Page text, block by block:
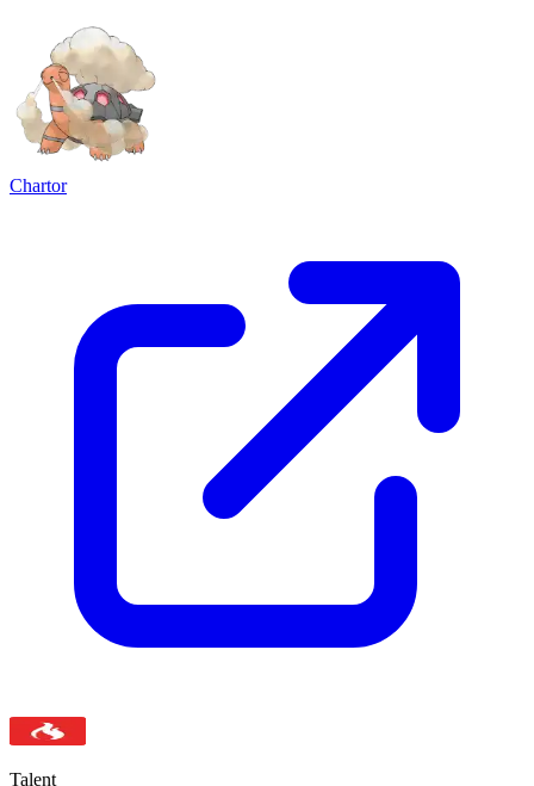
Chartor
Talent